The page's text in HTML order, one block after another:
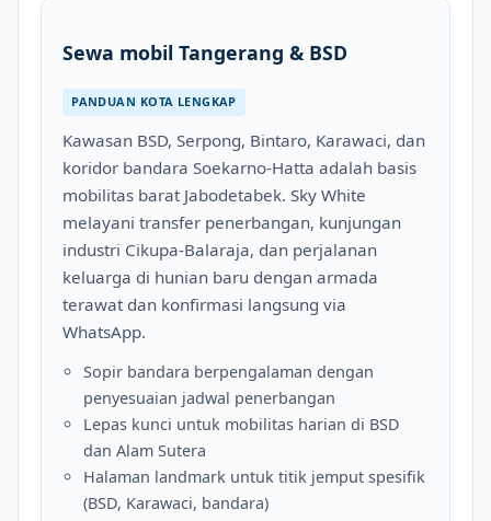
Sewa mobil Tangerang & BSD
PANDUAN KOTA LENGKAP
Kawasan BSD, Serpong, Bintaro, Karawaci, dan
koridor bandara Soekarno-Hatta adalah basis
mobilitas barat Jabodetabek. Sky White
melayani transfer penerbangan, kunjungan
industri Cikupa-Balaraja, dan perjalanan
keluarga di hunian baru dengan armada
terawat dan konfirmasi langsung via
WhatsApp.
Sopir bandara berpengalaman dengan
penyesuaian jadwal penerbangan
Lepas kunci untuk mobilitas harian di BSD
dan Alam Sutera
Halaman landmark untuk titik jemput spesifik
(BSD, Karawaci, bandara)